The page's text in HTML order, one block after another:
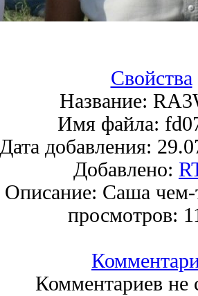
Свойства
Название:
Имя файла:
Дата добавления:
Добавлено:
Описание: Саша чем-
просмотров:
Комментариев не